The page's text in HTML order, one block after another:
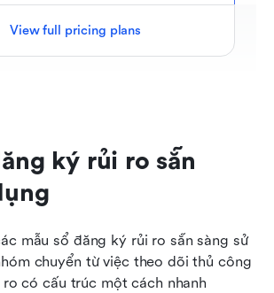
View full pricing plans
ký rủi ro sẵn
mẫu sổ đăng ký rủi ro sẵn sàng sử
chuyển từ việc theo dõi thủ công
có cấu trúc một cách nhanh